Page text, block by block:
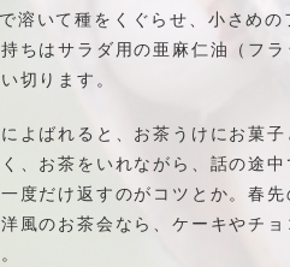
で溶いて種をくぐらせ、小さめ
ちはサラダ用の亜麻仁油（フ
切ります。
よばれると、お茶うけにお菓
、お茶をいれながら、話の途
度だけ返すのがコツとか。春
風のお茶会なら、ケーキやチ